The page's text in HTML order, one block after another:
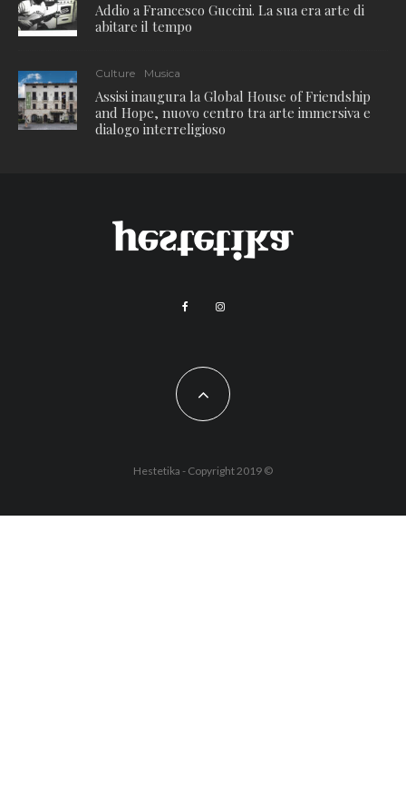
Addio a Francesco Guccini. La sua era arte di
abitare il tempo
Culture Musica
Assisi inaugura la Global House of Friendship
and Hope, nuovo centro tra arte immersiva e
dialogo interreligioso
Hestetika - Copyright 2019 ©